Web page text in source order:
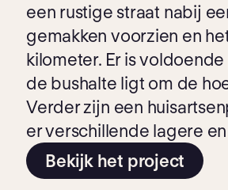
een rustige straat nabij
gemakken voorzien en
kilometer. Er is
de bushalte ligt om de
Verder zijn een
er verschillende lagere
Bekijk het project